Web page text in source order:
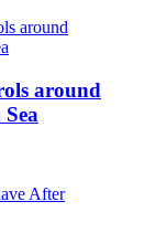
around